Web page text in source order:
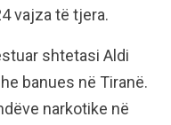
vajza të tjera.
shtetasi Aldi
banues në Tiranë.
narkotike në